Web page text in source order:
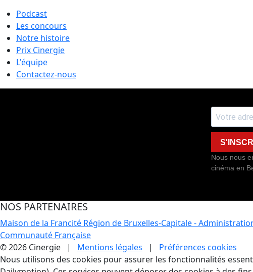
Podcast
Les concours
Notre histoire
Prix Cinergie
L'équipe
Contactez-nous
Nous nous
cinéma en
NOS PARTENAIRES
Maison de la Francité Région de Bruxelles-Capitale -
Communauté Française
© 2026 Cinergie | Mentions légales | Préférences cookies
Gestion des Cookies
Nous utilisons des cookies pour assurer les fonctionnalités